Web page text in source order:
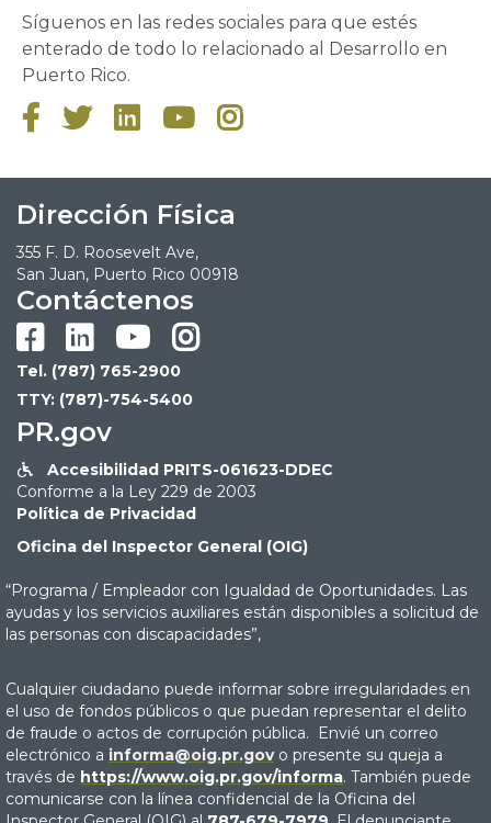
Síguenos en las redes sociales para que estés
enterado de todo lo relacionado al Desarrollo en
Puerto Rico.
    
Dirección Física
355 F. D. Roosevelt Ave,
San Juan, Puerto Rico 00918
Contáctenos

  
Tel. (787) 765-2900
TTY: (787)-754-5400
PR.gov

Accesibilidad PRITS-061623-DDEC
Conforme a la Ley 229 de 2003
Política de Privacidad
Oficina del Inspector General (OIG)
“Programa / Empleador con Igualdad de Oportunidades. Las
ayudas y los servicios auxiliares están disponibles a solicitud de
las personas con discapacidades”,
Cualquier ciudadano puede informar sobre irregularidades en
el uso de fondos públicos o que puedan representar el delito
de fraude o actos de corrupción pública. Envié un correo
electrónico a informa@oig.pr.govo presente su queja a
través de https://www.oig.pr.gov/informa. También puede
comunicarse con la línea confidencial de la Oficina del